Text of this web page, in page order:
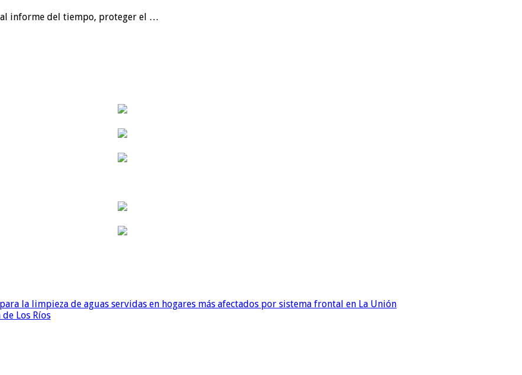
al informe del tiempo, proteger el …
la limpieza de aguas servidas en hogares más afectados por sistema frontal en La Unión
Los Ríos